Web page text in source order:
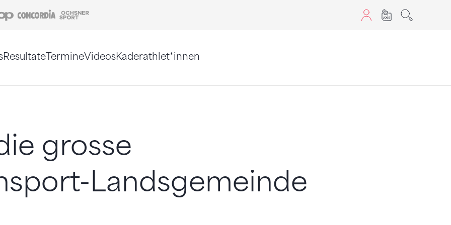
Coop Concordia
ResultateTermineVideosKaderathlet*innen
grosse
Landsgemeinde